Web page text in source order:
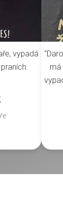
vypadá
má